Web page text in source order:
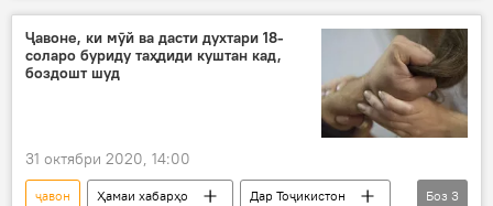
куштор
Ҷавоне, ки мӯй ва дасти духтари 18-
соларо буриду таҳдиди куштан кад,
боздошт шуд
31 октябри 2020, 14:00
ҷавон Ҳамаи хабарҳо
Дар Тоҷикистон
Боз 3